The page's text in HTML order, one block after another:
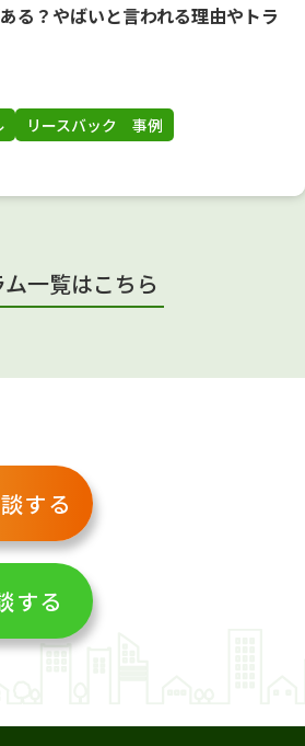
る？やばいと言われる理由やトラ
リースバック 事例
ム一覧はこちら
する
する